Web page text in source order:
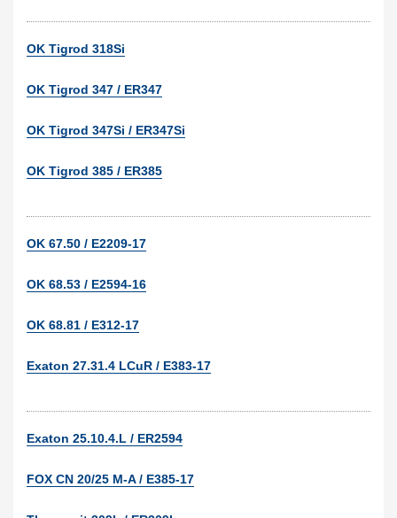
OK Tigrod 318Si
OK Tigrod 347 / ER347
OK Tigrod 347Si / ER347Si
OK Tigrod 385 / ER385
OK 67.50 / E2209-17
OK 68.53 / E2594-16
OK 68.81 / E312-17
Exaton 27.31.4 LCuR / E383-17
Exaton 25.10.4.L / ER2594
FOX CN 20/25 M-A / E385-17